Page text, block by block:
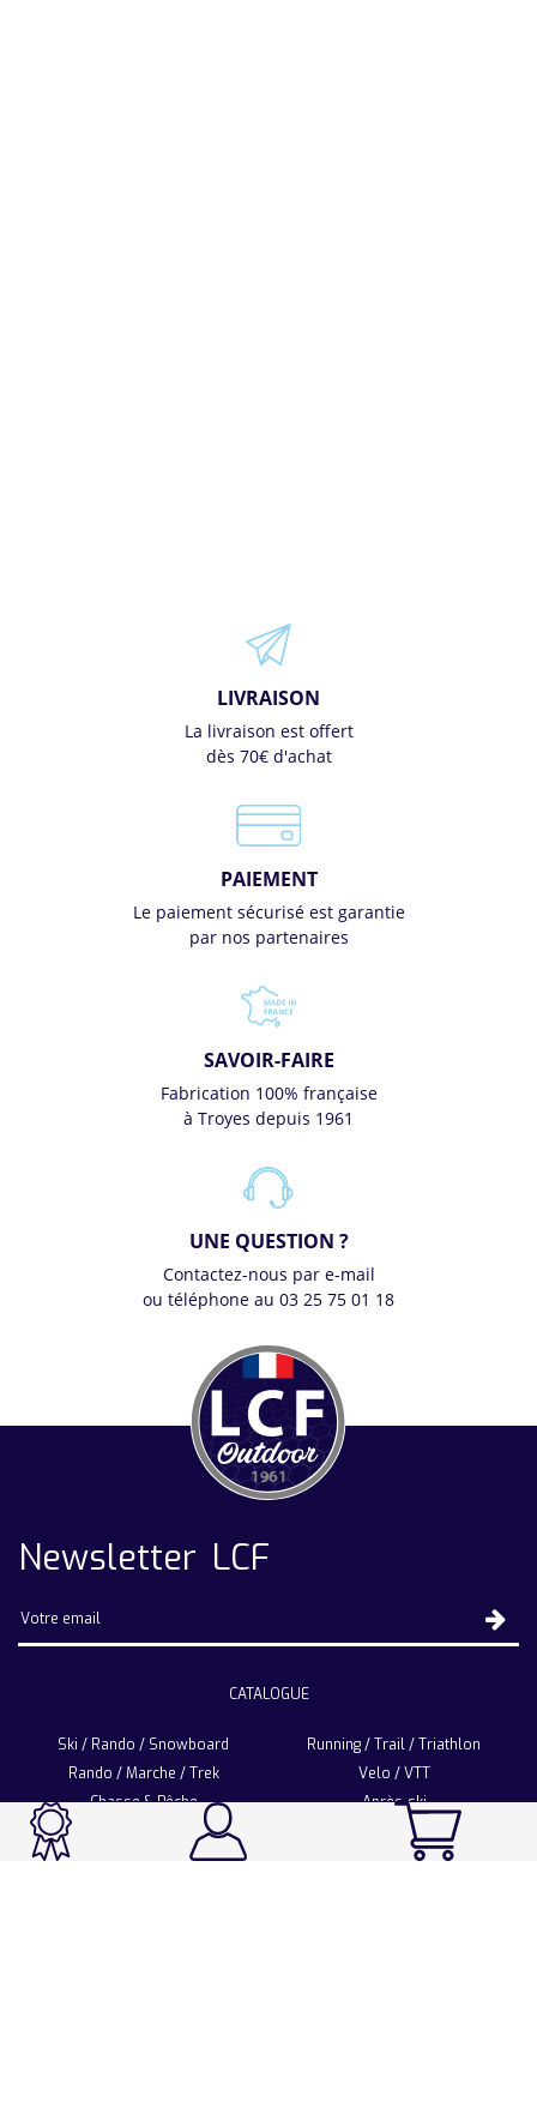
LIVRAISON
La livraison est offert
dès 70€ d'achat
PAIEMENT
Le paiement sécurisé est garantie
par nos partenaires
SAVOIR-FAIRE
Fabrication 100% française
à Troyes depuis 1961
UNE QUESTION ?
Contactez-nous par e-mail
ou téléphone au 03 25 75 01 18
Newsletter LCF
CATALOGUE
Ski / Rando / Snowboard
Running / Trail / Triathlon
Rando / Marche / Trek
Velo / VTT
Chasse & Pêche
Après-ski
Sport Fashion